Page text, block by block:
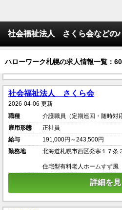
社会福祉法人 さくら会などの
ハローワーク札幌の求人情報一覧：
社会福祉法人 さくら会
2026-04-06 更新
職種
介護職員（定期巡回・随時対
雇用形態
正社員
給与
191,000円～243,500円
勤務地
北海道札幌市西区発寒１７条
住宅型有料老人ホームすず風
詳細を